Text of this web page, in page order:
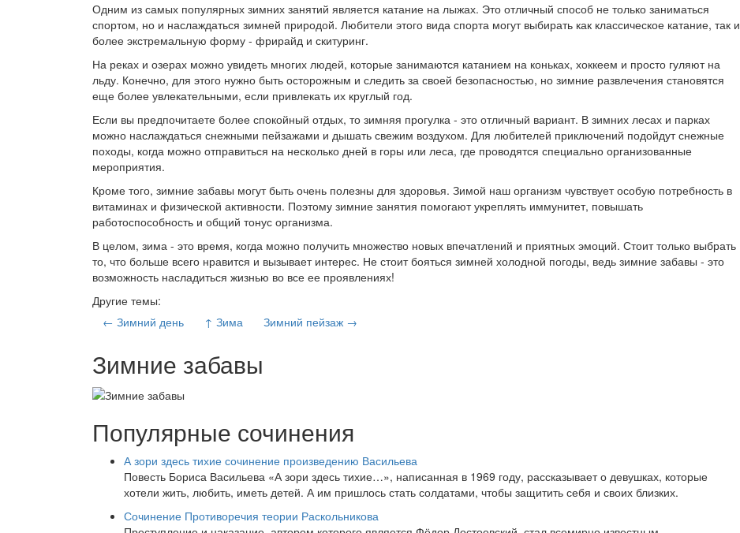
Одним из самых популярных зимних занятий является катание на лыжах. Это отличный способ не только заниматься
спортом, но и наслаждаться зимней природой. Любители этого вида спорта могут выбирать как классическое катание, так и
более экстремальную форму - фрирайд и скитуринг.
На реках и озерах можно увидеть многих людей, которые занимаются катанием на коньках, хоккеем и просто гуляют на
льду. Конечно, для этого нужно быть осторожным и следить за своей безопасностью, но зимние развлечения становятся
еще более увлекательными, если привлекать их круглый год.
Если вы предпочитаете более спокойный отдых, то зимняя прогулка - это отличный вариант. В зимних лесах и парках
можно наслаждаться снежными пейзажами и дышать свежим воздухом. Для любителей приключений подойдут снежные
походы, когда можно отправиться на несколько дней в горы или леса, где проводятся специально организованные
мероприятия.
Кроме того, зимние забавы могут быть очень полезны для здоровья. Зимой наш организм чувствует особую потребность в
витаминах и физической активности. Поэтому зимние занятия помогают укреплять иммунитет, повышать
работоспособность и общий тонус организма.
В целом, зима - это время, когда можно получить множество новых впечатлений и приятных эмоций. Стоит только выбрать
то, что больше всего нравится и вызывает интерес. Не стоит бояться зимней холодной погоды, ведь зимние забавы - это
возможность насладиться жизнью во все ее проявлениях!
Другие темы:
← Зимний день
↑ Зима Зимний пейзаж →
Зимние забавы
Популярные сочинения
А зори здесь тихие сочинение произведению Васильева
Повесть Бориса Васильева «А зори здесь тихие…», написанная в 1969 году, рассказывает о девушках, которые
хотели жить, любить, иметь детей. А им пришлось стать солдатами, чтобы защитить себя и своих близких.
Сочинение Противоречия теории Раскольникова